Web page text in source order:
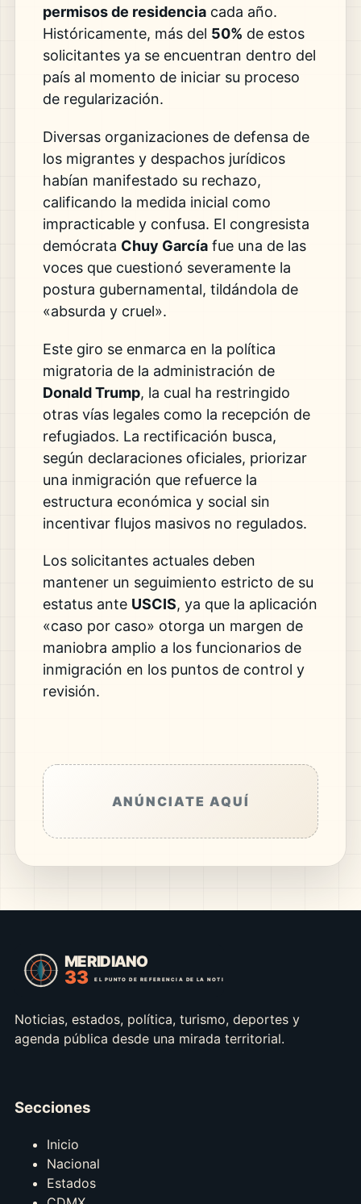
permisos de residenciacada año.
Históricamente, más del 50% de estos
solicitantes ya se encuentran dentro del
país al momento de iniciar su proceso
de regularización.
Diversas organizaciones de defensa de
los migrantes y despachos jurídicos
habían manifestado su rechazo,
calificando la medida inicial como
impracticable y confusa. El congresista
demócrata Chuy Garcíafue una de las
voces que cuestionó severamente la
postura gubernamental, tildándola de
«absurda y cruel».
Este giro se enmarca en la política
migratoria de la administración de
Donald Trump, la cual ha restringido
otras vías legales como la recepción de
refugiados. La rectificación busca,
según declaraciones oficiales, priorizar
una inmigración que refuerce la
estructura económica y social sin
incentivar flujos masivos no regulados.
Los solicitantes actuales deben
mantener un seguimiento estricto de su
estatus ante USCIS, ya que la aplicación
«caso por caso» otorga un margen de
maniobra amplio a los funcionarios de
inmigración en los puntos de control y
revisión.
ANÚNCIATE AQUÍ
Noticias, estados, política, turismo, deportes y
agenda pública desde una mirada territorial.
Secciones
Inicio
Nacional
Estados